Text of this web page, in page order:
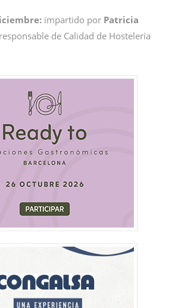
impartido por Patricia
de Calidad de Hostelería